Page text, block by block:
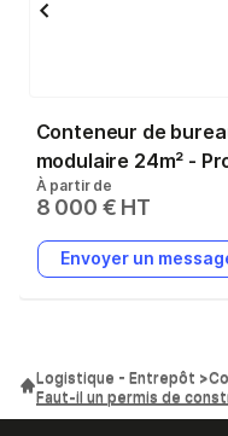
Conteneur de
modulaire 24m² -
modulaire Dalí 8 x 3 m
avec isolation et
fenêtres double
À partir de
8 000 € HT
Envoyer un
Logistique - Entrepôt
Faut-il un permis de